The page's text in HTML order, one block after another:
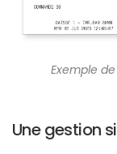
Exemple
Une gestion